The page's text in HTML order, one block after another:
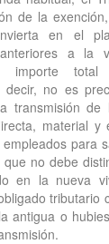
de la
en el
a la
importe
decir, no es
transmisión de
material y
para
no debe
en la nueva
tributario
antigua o